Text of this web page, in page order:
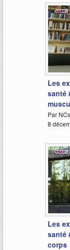
Les
santé
Par
8
Les
santé
corps